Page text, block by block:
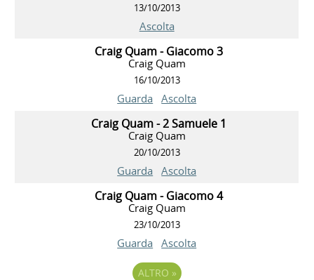
13/10/2013
Ascolta
Craig Quam - Giacomo 3
Craig Quam
16/10/2013
Guarda Ascolta
Craig Quam - 2 Samuele 1
Craig Quam
20/10/2013
Guarda Ascolta
Craig Quam - Giacomo 4
Craig Quam
23/10/2013
Guarda Ascolta
ALTRO »